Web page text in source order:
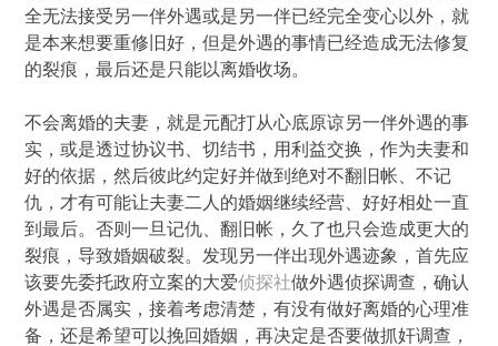
全无法接受另一伴外遇或是另一伴已经完全变心以外，就
是本来想要重修旧好，但是外遇的事情已经造成无法修复
的裂痕，最后还是只能以离婚收场。
不会离婚的夫妻，就是元配打从心底原谅另一伴外遇的事
实，或是透过协议书、切结书，用利益交换，作为夫妻和
好的依据，然后彼此约定好并做到绝对不翻旧帐、不记
仇，才有可能让夫妻二人的婚姻继续经营、好好相处一直
到最后。否则一旦记仇、翻旧帐，久了也只会造成更大的
裂痕，导致婚姻破裂。发现另一伴出现外遇迹象，首先应
该要先委托政府立案的大爱侦探社做外遇侦探调查，确认
外遇是否属实，接着考虑清楚，有没有做好离婚的心理准
备，还是希望可以挽回婚姻，再决定是否要做抓奸调查，